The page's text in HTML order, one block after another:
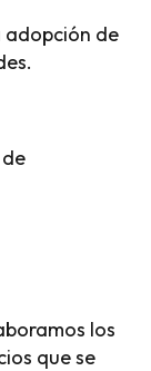
de
los
que se